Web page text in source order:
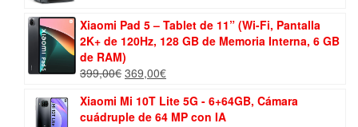
era:
25,99€.
es:
23,99€.
Xiaomi Pad 5 – Tablet de 11” (Wi-Fi, Pantalla
2K+ de 120Hz, 128 GB de Memoria Interna, 6 GB
de RAM)
399,00€ El
original
era:
369,00€El
actual
es:
Xiaomi Mi 10T Lite 5G - 6+64GB, Cámara
cuádruple de 64 MP con IA